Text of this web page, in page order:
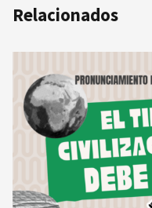
Relacionados